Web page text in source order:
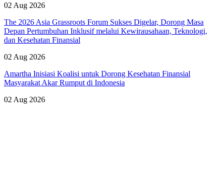
02 Aug 2026
The 2026 Asia Grassroots Forum Sukses Digelar, Dorong Masa
Depan Pertumbuhan Inklusif melalui Kewirausahaan, Teknologi,
dan Kesehatan Finansial
02 Aug 2026
Amartha Inisiasi Koalisi untuk Dorong Kesehatan Finansial
Masyarakat Akar Rumput di Indonesia
02 Aug 2026